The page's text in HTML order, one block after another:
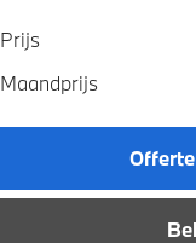
Prijs
Maandprijs